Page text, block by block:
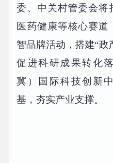
委、中关村管委会将
医药健康等核心赛道
智品牌活动，搭建“政
促进科研成果转化
冀）国际科技创新
基，夯实产业支撑。